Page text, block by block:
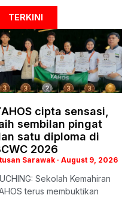
TERKINI
cipta sensasi,
sembilan pingat
satu diploma di
2026
Sarawak August 9, 2026
Sekolah Kemahiran
terus membuktikan